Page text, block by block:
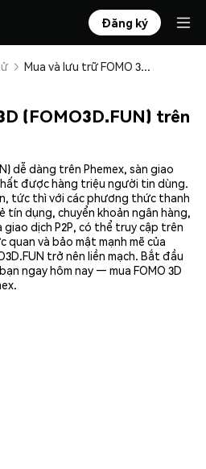
Đăng ký
Mua và lưu trữ FOMO 3D (FOMO3D.FUN) an toàn
(FOMO3D.FUN) trên
dễ dàng trên Phemex, sàn giao
được hàng triệu người tin dùng.
tức thì với các phương thức thanh
dụng, chuyển khoản ngân hàng,
dịch P2P, có thể truy cập trên
và bảo mật mạnh mẽ của
trở nên liền mạch. Bắt đầu
ngay hôm nay — mua FOMO 3D